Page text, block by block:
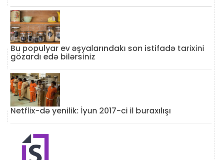
Bu populyar ev əşyalarındakı son istifadə tarixini
gözardı edə bilərsiniz
Netflix-də yenilik: İyun 2017-ci il buraxılışı